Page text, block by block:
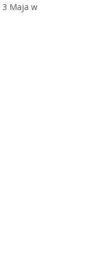
3 Maja w